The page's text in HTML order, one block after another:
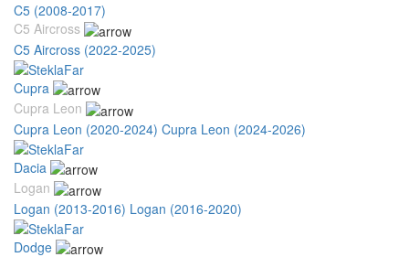
C5 (2008-2017)
C5 Aircross
C5 Aircross (2022-2025)
Cupra
Cupra Leon
Cupra Leon (2020-2024) Cupra Leon (2024-2026)
Dacia
Logan
Logan (2013-2016) Logan (2016-2020)
Dodge